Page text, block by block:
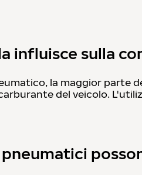
influisce sulla
la maggior parte
del veicolo.